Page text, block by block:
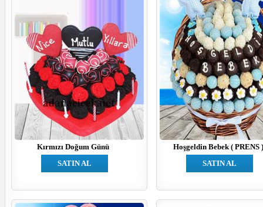
Kırmızı Doğum Günü
SATIN AL
Hoşgeldin Bebek ( PRENS )
SATIN AL